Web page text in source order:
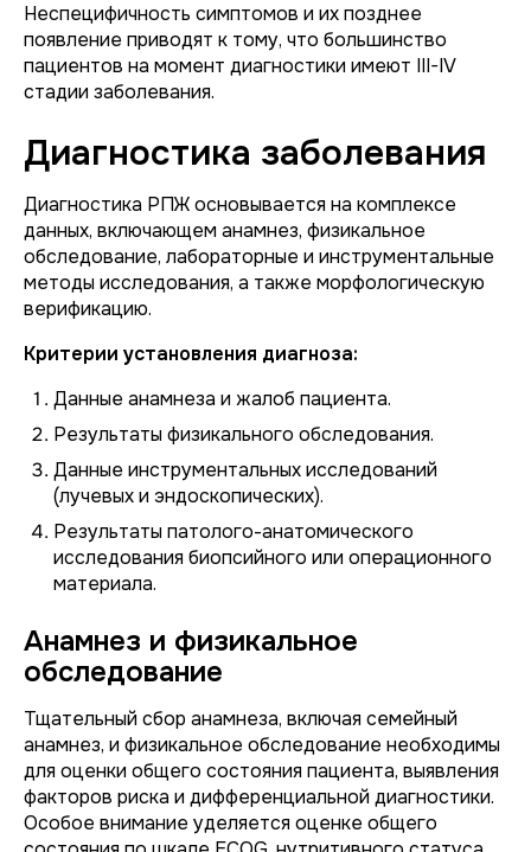
Неспецифичность симптомов и их позднее
появление приводят к тому, что большинство
пациентов на момент диагностики имеют III-IV
стадии заболевания.
Диагностика заболевания
Диагностика РПЖ основывается на комплексе
данных, включающем анамнез, физикальное
обследование, лабораторные и инструментальные
методы исследования, а также морфологическую
верификацию.
Критерии установления диагноза:
Данные анамнеза и жалоб пациента.
Результаты физикального обследования.
Данные инструментальных исследований
(лучевых и эндоскопических).
Результаты патолого-анатомического
исследования биопсийного или операционного
материала.
Анамнез и физикальное
обследование
Тщательный сбор анамнеза, включая семейный
анамнез, и физикальное обследование необходимы
для оценки общего состояния пациента, выявления
факторов риска и дифференциальной диагностики.
Особое внимание уделяется оценке общего